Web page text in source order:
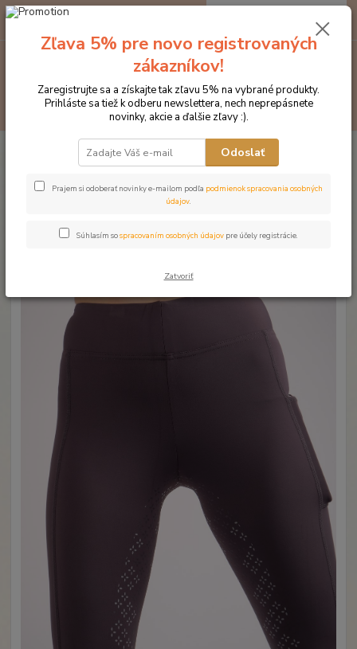
Hľadať
za0 €
Značka oblečenia MONTAR ZĽAVY!
Jazdecké nohavice
MONTAR legíny SELENA
MONTAR legíny SELENA
Akcia
Zľava 5% pre novo registrovaných
zákazníkov!
Zaregistrujte sa a získajte tak zľavu 5% na vybrané produkty.
Prihláste sa tiež k odberu newslettera, nech neprepásnete
novinky, akcie a ďalšie zľavy :).
Odoslať
Prajem si odoberať novinky e-mailom podľa podmienok spracovania osobných
údajov.
Súhlasím sospracovaním osobných údajov pre účely registrácie.
Zatvoriť